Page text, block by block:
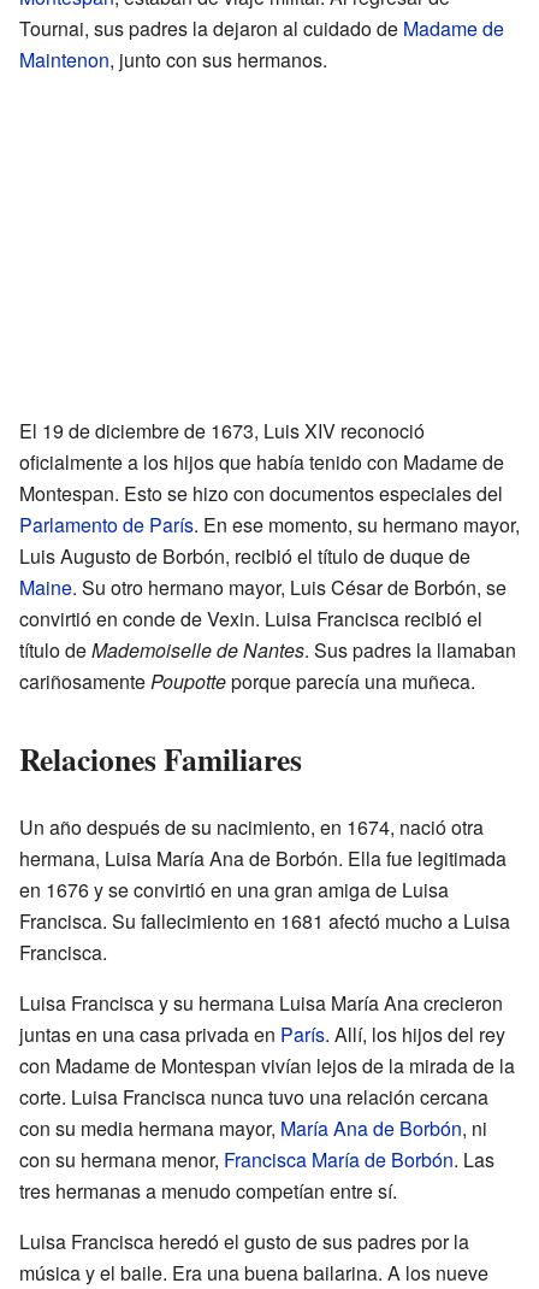
Tournai, sus padres la dejaron al cuidado de Madame de
Maintenon, junto con sus hermanos.
El 19 de diciembre de 1673, Luis XIV reconoció
oficialmente a los hijos que había tenido con Madame de
Montespan. Esto se hizo con documentos especiales del
Parlamento de París. En ese momento, su hermano mayor,
Luis Augusto de Borbón, recibió el título de duque de
Maine. Su otro hermano mayor, Luis César de Borbón, se
convirtió en conde de Vexin. Luisa Francisca recibió el
título deMademoiselle de Nantes. Sus padres la llamaban
cariñosamentePoupotteporque parecía una muñeca.
Relaciones Familiares
Un año después de su nacimiento, en 1674, nació otra
hermana, Luisa María Ana de Borbón. Ella fue legitimada
en 1676 y se convirtió en una gran amiga de Luisa
Francisca. Su fallecimiento en 1681 afectó mucho a Luisa
Francisca.
Luisa Francisca y su hermana Luisa María Ana crecieron
juntas en una casa privada en París. Allí, los hijos del rey
con Madame de Montespan vivían lejos de la mirada de la
corte. Luisa Francisca nunca tuvo una relación cercana
con su media hermana mayor, María Ana de Borbón, ni
con su hermana menor, Francisca María de Borbón. Las
tres hermanas a menudo competían entre sí.
Luisa Francisca heredó el gusto de sus padres por la
música y el baile. Era una buena bailarina. A los nueve